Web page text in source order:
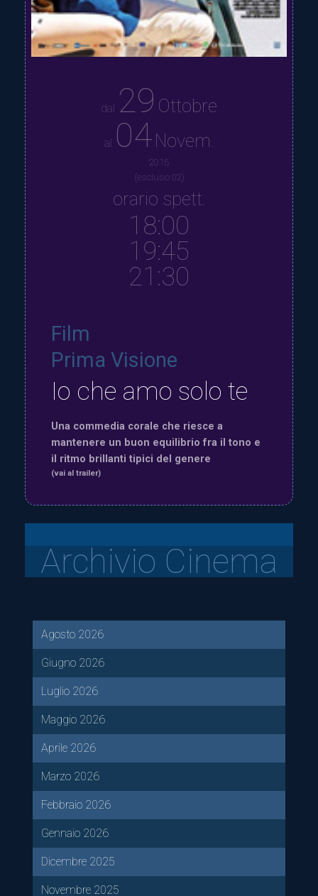
dal 29 Ottobre
al 04 Novem.
2015
(escluso 02)
orario spett.
18:00
19:45
21:30
Film
Prima Visione
Io che amo solo te
Una commedia corale che riesce a
mantenere un buon equilibrio fra il tono e
il ritmo brillanti tipici del genere
(vai al trailer)
Archivio Cinema
Agosto 2026
Giugno 2026
Luglio 2026
Maggio 2026
Aprile 2026
Marzo 2026
Febbraio 2026
Gennaio 2026
Dicembre 2025
Novembre 2025